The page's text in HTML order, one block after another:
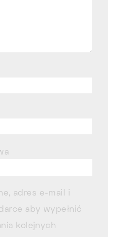
adres e-mail i
aby wypełnić
kolejnych